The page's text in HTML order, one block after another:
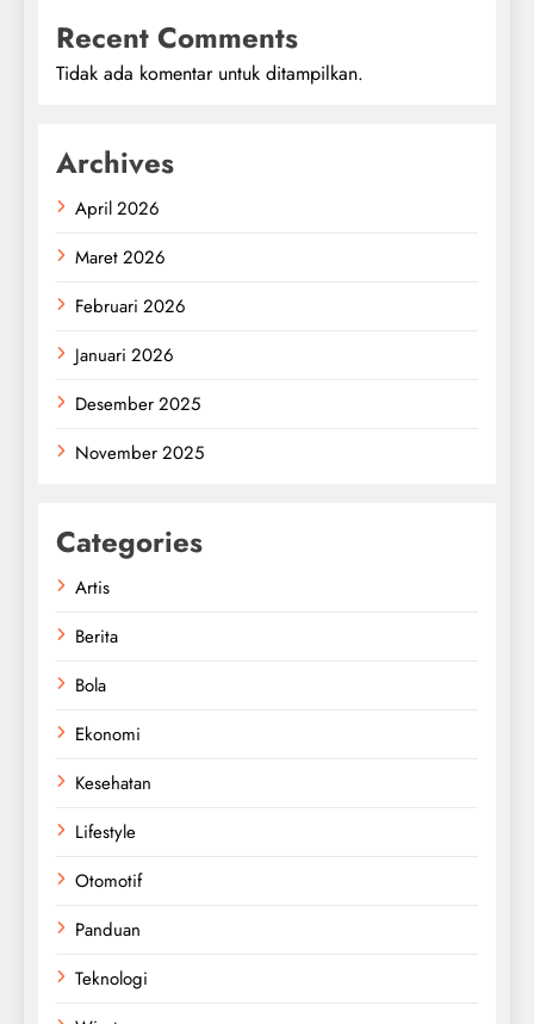
Recent Comments
Tidak ada komentar untuk ditampilkan.
Archives
April 2026
Maret 2026
Februari 2026
Januari 2026
Desember 2025
November 2025
Categories
Artis
Berita
Bola
Ekonomi
Kesehatan
Lifestyle
Otomotif
Panduan
Teknologi